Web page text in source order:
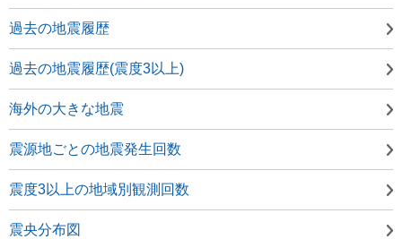
過去の地震履歴
過去の地震履歴(震度3以上)
海外の大きな地震
震源地ごとの地震発生回数
震度3以上の地域別観測回数
震央分布図